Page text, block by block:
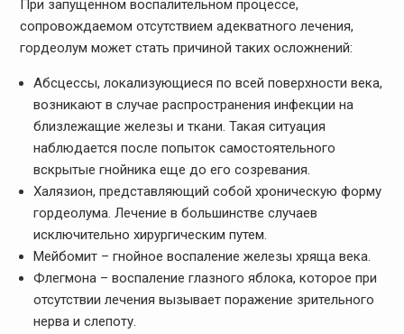
При запущенном воспалительном процессе,
сопровождаемом отсутствием адекватного лечения,
гордеолум может стать причиной таких осложнений:
Абсцессы, локализующиеся по всей поверхности века,
возникают в случае распространения инфекции на
близлежащие железы и ткани. Такая ситуация
наблюдается после попыток самостоятельного
вскрытые гнойника еще до его созревания.
Халязион, представляющий собой хроническую форму
гордеолума. Лечение в большинстве случаев
исключительно хирургическим путем.
Мейбомит – гнойное воспаление железы хряща века.
Флегмона – воспаление глазного яблока, которое при
отсутствии лечения вызывает поражение зрительного
нерва и слепоту.